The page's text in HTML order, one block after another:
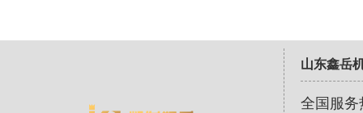
山东鑫岳
全国服务